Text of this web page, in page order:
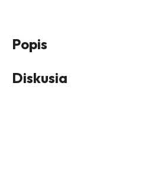
Popis
Diskusia